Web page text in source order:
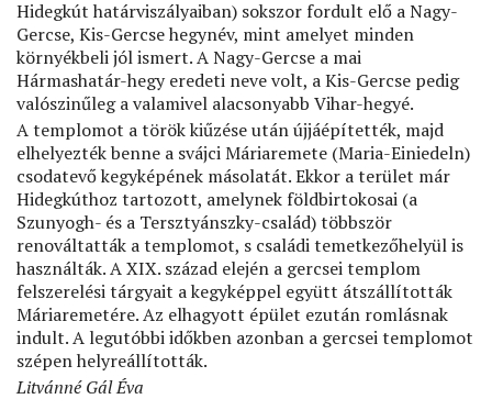
Hidegkút határviszályaiban) sokszor fordult elő a Nagy-
Gercse, Kis-Gercse hegynév, mint amelyet minden
környékbeli jól ismert. A Nagy-Gercse a mai
Hármashatár-hegy eredeti neve volt, a Kis-Gercse pedig
valószinűleg a valamivel alacsonyabb Vihar-hegyé.
A templomot a török kiűzése után újjáépítették, majd
elhelyezték benne a svájci Máriaremete (Maria-Einiedeln)
csodatevő kegyképének másolatát. Ekkor a terület már
Hidegkúthoz tartozott, amelynek földbirtokosai (a
Szunyogh- és a Tersztyánszky-család) többször
renováltatták a templomot, s családi temetkezőhelyül is
használták. A XIX. század elején a gercsei templom
felszerelési tárgyait a kegyképpel együtt átszállították
Máriaremetére. Az elhagyott épület ezután romlásnak
indult. A legutóbbi időkben azonban a gercsei templomot
szépen helyreállították.
Litvánné Gál Éva